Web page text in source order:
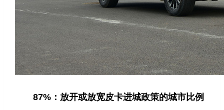
87%：放开或放宽皮卡进城政策的城市比例